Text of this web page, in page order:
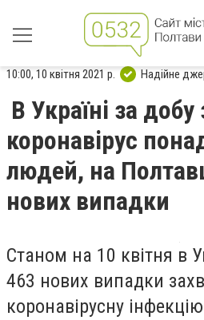
10:00, 10 квітня 2021 р. Надійне
В Україні за добу
коронавірус
людей, на
нових випадки
Станом на 10 квітня в
463 нових випадки
коронавірусну інфекцію